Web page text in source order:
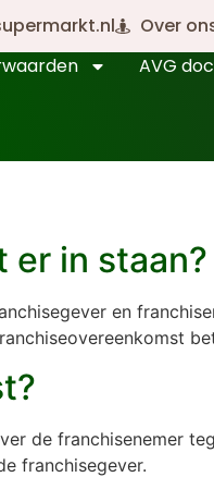
Over
AVG
er in staan?
en
de franchisenemer
franchisegever.